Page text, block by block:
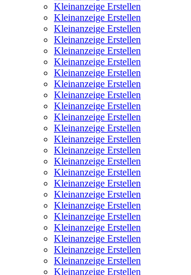
Kleinanzeige Erstellen
Kleinanzeige Erstellen
Kleinanzeige Erstellen
Kleinanzeige Erstellen
Kleinanzeige Erstellen
Kleinanzeige Erstellen
Kleinanzeige Erstellen
Kleinanzeige Erstellen
Kleinanzeige Erstellen
Kleinanzeige Erstellen
Kleinanzeige Erstellen
Kleinanzeige Erstellen
Kleinanzeige Erstellen
Kleinanzeige Erstellen
Kleinanzeige Erstellen
Kleinanzeige Erstellen
Kleinanzeige Erstellen
Kleinanzeige Erstellen
Kleinanzeige Erstellen
Kleinanzeige Erstellen
Kleinanzeige Erstellen
Kleinanzeige Erstellen
Kleinanzeige Erstellen
Kleinanzeige Erstellen
Kleinanzeige Erstellen